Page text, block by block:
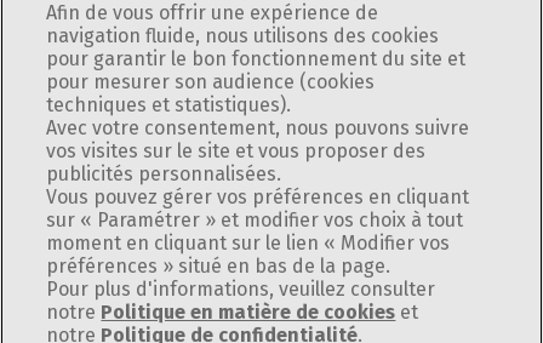
Informations légales
Plan du site
Politique de confidentialité
Utilisation des cookies
Politique de divulgation responsable
Gérer Utiq
Modifier vos préférences
Afin de vous offrir une expérience de
navigation fluide, nous utilisons des cookies
pour garantir le bon fonctionnement du site et
pour mesurer son audience (cookies
techniques et statistiques).
Avec votre consentement, nous pouvons suivre
vos visites sur le site et vous proposer des
publicités personnalisées.
Vous pouvez gérer vos préférences en cliquant
sur « Paramétrer » et modifier vos choix à tout
moment en cliquant sur le lien « Modifier vos
préférences » situé en bas de la page.
Pour plus d'informations, veuillez consulter
notre Politique en matière de cookies et
notre Politique de confidentialité.